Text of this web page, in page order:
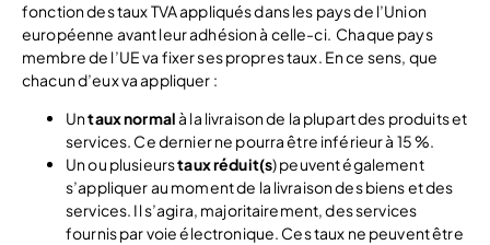
fonction des taux TVA appliqués dans les pays de l’Union
européenne avant leur adhésion à celle-ci. Chaque pays
membre de l’UE va fixer ses propres taux. En ce sens, que
chacun d’eux va appliquer :
Untaux normalà la livraison de la plupart des produits et
services. Ce dernier ne pourra être inférieur à 15 %.
Un ou plusieurstaux réduit(s) peuvent également
s’appliquer au moment de la livraison des biens et des
services. Il s’agira, majoritairement, des services
fournis par voie électronique. Ces taux ne peuvent être